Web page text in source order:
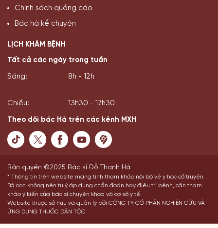
Chính sách quảng cáo
Bác hà kể chuyện
LỊCH KHÁM BỆNH
Tất cả các ngày trong tuần
Sáng: 8h - 12h
Chiều: 13h30 - 17h30
Theo dõi bác Hà trên các kênh MXH
Bản quyền ©2025 Bác sĩ Đỗ Thanh Hà
* Thông tin trên website mang tính tham khảo nội bộ về y học cổ truyền.
Bà con không nên tự ý áp dụng chẩn đoán hay điều trị bệnh, cần tham
khảo ý kiến của bác sĩ chuyên khoa và cơ sở y tế.
Website thuộc sở hữu và quản lý bởi CÔNG TY CỔ PHẦN NGHIÊN CỨU VÀ
ỨNG DỤNG THUỐC DÂN TỘC